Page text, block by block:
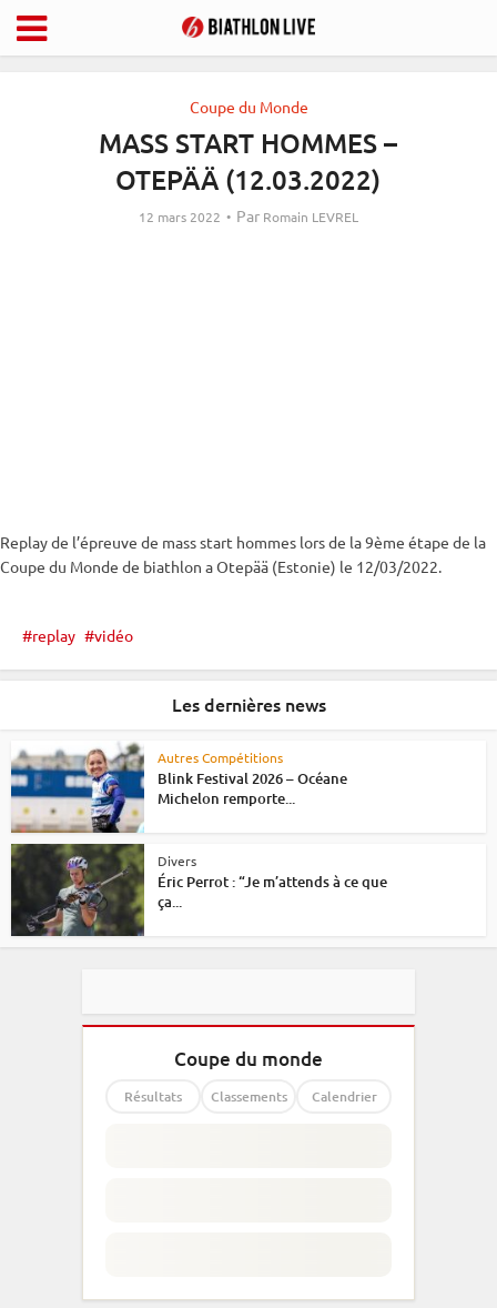
Coupe du Monde
MASS START HOMMES –
OTEPÄÄ (12.03.2022)
12 mars 2022 Par Romain LEVREL
Replay de l’épreuve de mass start hommes lors de la 9ème étape de la
Coupe du Monde de biathlon a Otepää (Estonie) le 12/03/2022.
replay vidéo
Les dernières news
Autres Compétitions
Blink Festival 2026 – Océane
Michelon remporte...
Divers
Éric Perrot : “Je m’attends à ce que
ça...
Coupe du monde
Résultats Classements Calendrier